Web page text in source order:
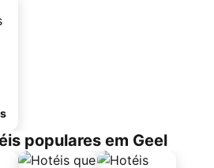
populares em Geel